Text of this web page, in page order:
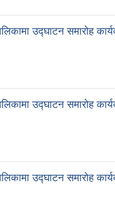
उद्घाटन समारोह
उद्घाटन समारोह
उद्घाटन समारोह